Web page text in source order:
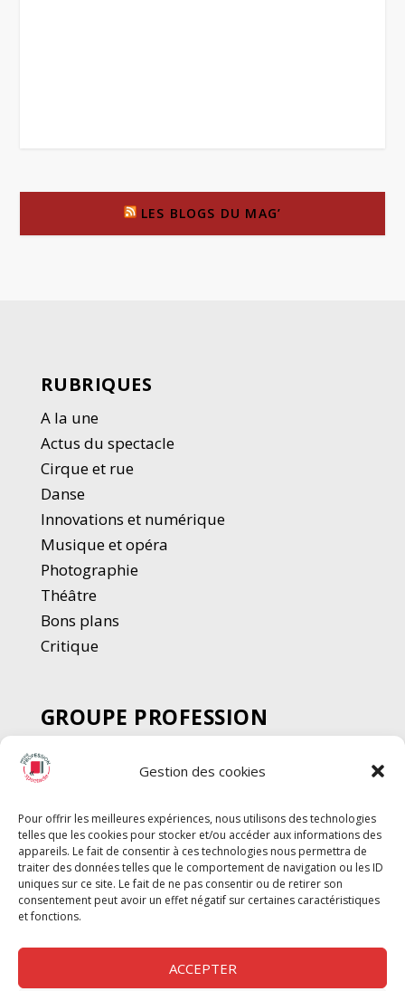
Gestion des cookies
Pour offrir les meilleures expériences, nous utilisons des technologies
telles que les cookies pour stocker et/ou accéder aux informations des
appareils. Le fait de consentir à ces technologies nous permettra de
traiter des données telles que le comportement de navigation ou les ID
uniques sur ce site. Le fait de ne pas consentir ou de retirer son
consentement peut avoir un effet négatif sur certaines caractéristiques
et fonctions.
ACCEPTER
LES BLOGS DU MAG’
RUBRIQUES
A la une
Actus du spectacle
Cirque et rue
Danse
Innovations et numérique
Musique et opéra
Photographie
Théâtre
Bons plans
Critique
GROUPE PROFESSION
SPECTACLE
Chèque Intermittents
Chèque Compta
Chèque Emploi Spectacle
G-Pods
Profession Audio-visuel